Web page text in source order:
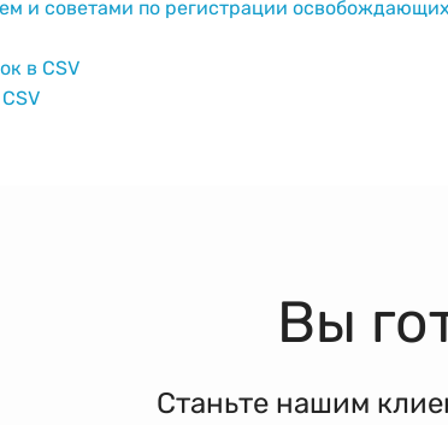
и советами по регистрации
в CSV
Вы
Станьте нашим